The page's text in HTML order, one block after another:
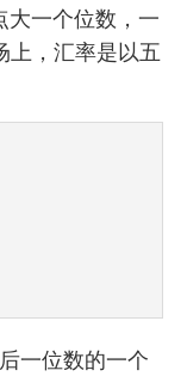
大一个位数，一
上，汇率是以五
一位数的一个